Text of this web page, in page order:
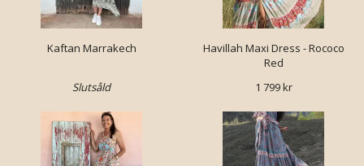
Kaftan Marrakech
Slutsåld
Havillah Maxi Dress - Rococo
Red
1 799 kr